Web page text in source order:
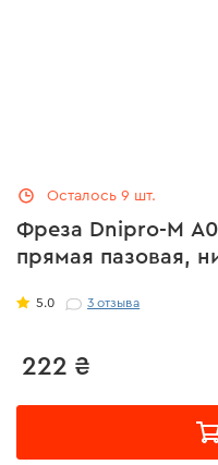
Фреза Dnipro-M
прямая пазовая,
5.0 3отзыва
222 ₴
Осталось 9 шт.